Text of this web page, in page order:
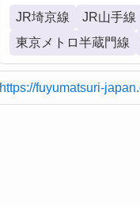
JR埼京線 JR山手線
東京メトロ半蔵門線
https://fuyumatsuri-